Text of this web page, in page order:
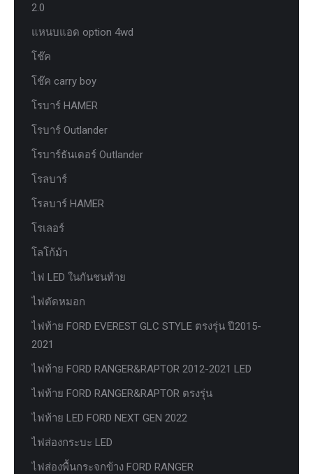
2.0
แหนบแอด option 4wd
โช๊ค
โช๊ค carry boy
โรบาร์ HAMER
โรบาร์ Outlander
โรบาร์ธันเดอร์ Outlander
โรลบาร์
โรลบาร์ HAMER
โรเลอร์
โลโก้ม้า
ไฟ LED ในกันชนท้าย
ไฟตัดหมอก
ไฟท้าย FORD EVEREST GLC STYLE ตรงรุ่น ปี2015-
2021
ไฟท้าย FORD RANGER&RAPTOR 2012-2021 LED
ไฟท้าย FORD RANGER&RAPTOR ตรงรุ่น
ไฟท้าย LED FORD NEXT GEN 2022
ไฟส่องกระบะ LED
ไฟส่องพื้นกระจกข้าง FORD RANGER